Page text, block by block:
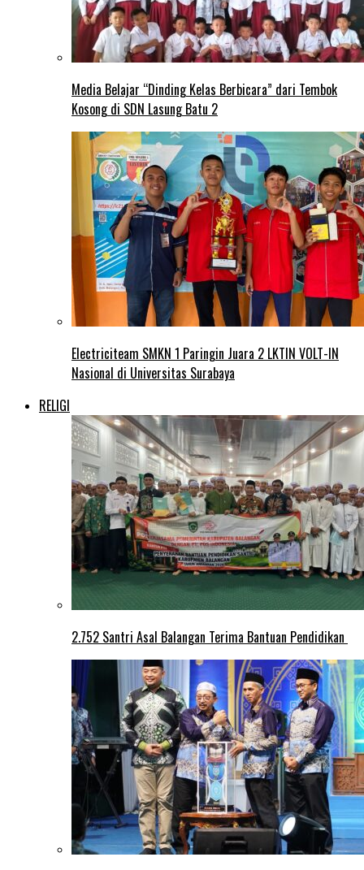
Media Belajar “Dinding Kelas Berbicara” dari Tembok
Kosong di SDN Lasung Batu 2
Electriciteam SMKN 1 Paringin Juara 2 LKTIN VOLT-IN
Nasional di Universitas Surabaya
RELIGI
2.752 Santri Asal Balangan Terima Bantuan Pendidikan